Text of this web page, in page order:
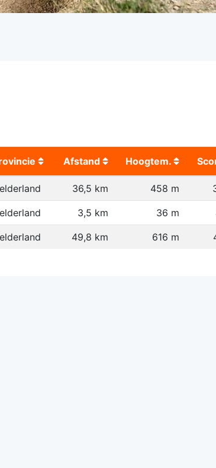
Afstand Hoogtem.
36,5 km 458 m
3,5 km 36 m
49,8 km 616 m